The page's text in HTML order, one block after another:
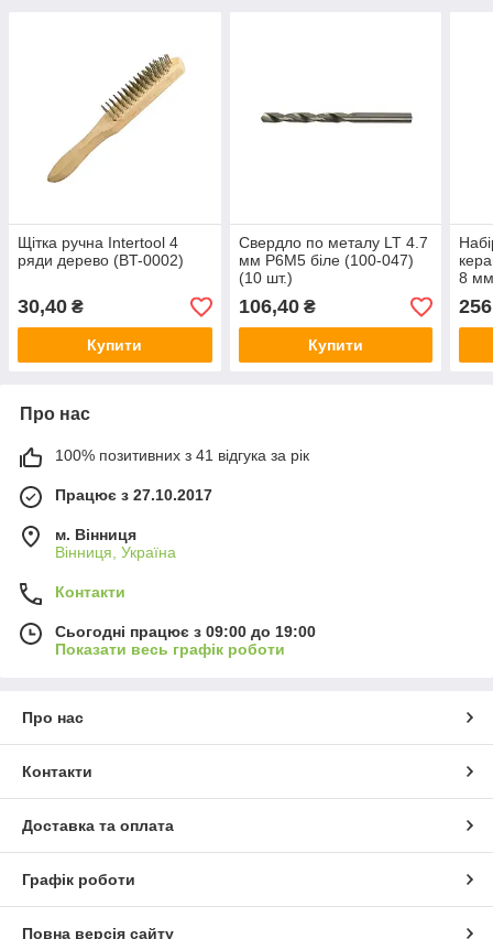
Щітка ручна Intertool 4
ряди дерево (BT-0002)
30,40 ₴
Купити
Свердло по металу LT 4.7
мм Р6М5 біле (100-047)
(10 шт.)
106,40₴
Купити
8
Про нас
100% позитивних з 41 відгука за рік
Працює з 27.10.2017
м. Вінниця
Вінниця, Україна
Контакти
Сьогодні працює з 09:00 до 19:00
Показати весь графік роботи
Про нас
Контакти
Доставка та оплата
Графік роботи
Повна версія сайту